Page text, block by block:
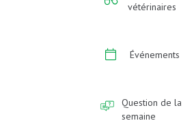
vétérinaires
Événements
Question de la
semaine